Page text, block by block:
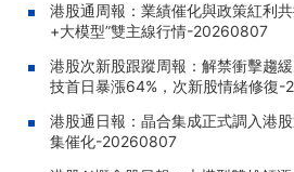
港股通周報：業績催化與政策紅利
+大模型”雙主線行情-20260807
港股次新股跟蹤周報：解禁衝擊趨
技首日暴漲64%，次新股情緒修復
港股通日報：晶合集成正式調入港
集催化-20260807